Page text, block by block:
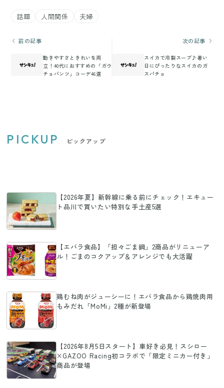
話題 人間関係 夫婦
前の記事
動きやすさときれいを両
立！40代におすすめの「ガウ
チョパンツ」コーデ46選
次の記事
スイカで冷製スープ♪暑い
日にぴったりなスイカのガ
スパチョ
PICKUP ピックアップ
【2026年夏】新幹線に乗る前にチェック！エキュー
ト品川で買いたい特別な手土産5選
【エバラ食品】「担々ごま鍋」2商品がリニューア
ル！ごまのコクアップ＆アレンジでも大活躍
鶏むね肉がジューシーに！エバラ食品から鶏焼肉用
もみだれ「MoMi」2種が新登場
【2026年8月5日スタート】車好き必見！スシロー
×GAZOO Racing初コラボで「限定ミニカー付き」
商品が登場